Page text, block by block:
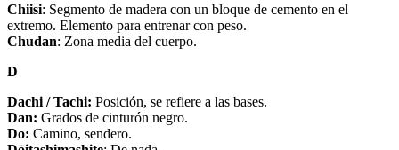
Chiisi: Segmento de madera con un bloque de cemento en el
extremo. Elemento para entrenar con peso.
Chudan: Zona media del cuerpo.
D
Dachi / Tachi: Posición, se refiere a las bases.
Dan: Grados de cinturón negro.
Do: Camino, sendero.